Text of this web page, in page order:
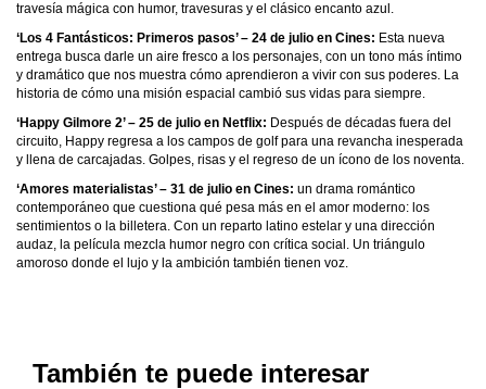
travesía mágica con humor, travesuras y el clásico encanto azul.
‘Los 4 Fantásticos: Primeros pasos’ – 24 de julio en Cines: Esta nueva
entrega busca darle un aire fresco a los personajes, con un tono más íntimo
y dramático que nos muestra cómo aprendieron a vivir con sus poderes. La
historia de cómo una misión espacial cambió sus vidas para siempre.
‘Happy Gilmore 2’ – 25 de julio en Netflix: Después de décadas fuera del
circuito, Happy regresa a los campos de golf para una revancha inesperada
y llena de carcajadas. Golpes, risas y el regreso de un ícono de los noventa.
‘Amores materialistas’ – 31 de julio en Cines: un drama romántico
contemporáneo que cuestiona qué pesa más en el amor moderno: los
sentimientos o la billetera. Con un reparto latino estelar y una dirección
audaz, la película mezcla humor negro con crítica social. Un triángulo
amoroso donde el lujo y la ambición también tienen voz.
También te puede interesar